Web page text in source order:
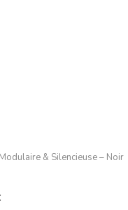
& Silencieuse – Noir